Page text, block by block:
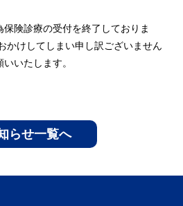
険診療の受付を終了しておりま
かけしてしまい申し訳ございません
いたします。
らせ一覧へ